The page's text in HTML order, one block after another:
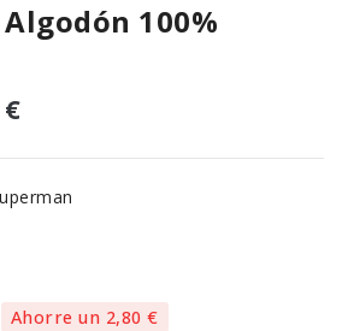
100%
Ahorre un 2,80 €